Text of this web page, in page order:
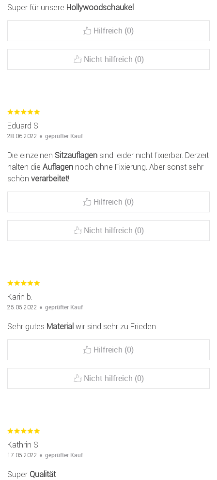
Super für unsere Hollywoodschaukel
Hilfreich (0)
Nicht hilfreich (0)
Eduard S.
28.06.2022 geprüfter Kauf
Die einzelnen Sitzauflagen sind leider nicht fixierbar. Derzeit
halten die Auflagen noch ohne Fixierung. Aber sonst sehr
schön verarbeitet!
Hilfreich (0)
Nicht hilfreich (0)
Karin b.
25.05.2022 geprüfter Kauf
Sehr gutes Material wir sind sehr zu Frieden
Hilfreich (0)
Nicht hilfreich (0)
Kathrin S.
17.05.2022 geprüfter Kauf
Super Qualität